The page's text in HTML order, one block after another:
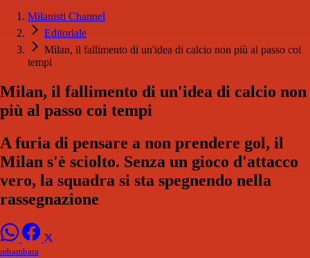
Milanisti Channel
Editoriale
Milan, il fallimento di un'idea di calcio non più al passo coi
tempi
Milan, il fallimento di un'idea di calcio non
più al passo coi tempi
A furia di pensare a non prendere gol, il
Milan s'è sciolto. Senza un gioco d'attacco
vero, la squadra si sta spegnendo nella
rassegnazione
mbambara